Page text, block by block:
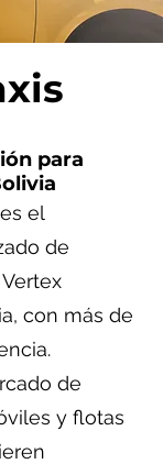
para
el
de
con más de
de
y flotas